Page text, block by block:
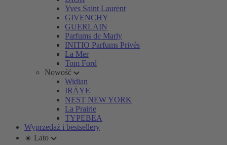
Yves Saint Laurent
GIVENCHY
GUERLAIN
Parfums de Marly
INITIO Parfums Privés
La Mer
Tom Ford
Nowość
Widian
IRÄYE
NEST NEW YORK
La Prairie
TYPEBEA
Wyprzedaż i bestsellery
☀️ Lato